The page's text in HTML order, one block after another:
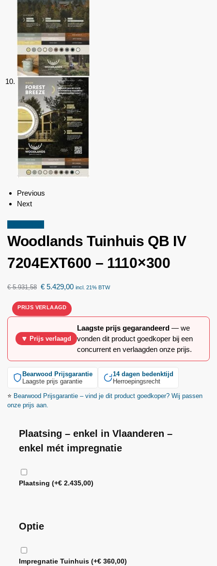
Previous
Next
Woodlands Tuinhuis QB IV
7204EXT600 – 1110×300
€5.931,58 € 5.429,00 incl. 21% BTW
🔽 Prijs verlaagd
Laagste prijs gegarandeerd — we
vonden dit product goedkoper bij een
concurrent en verlaagden onze prijs.
Bearwood Prijsgarantie
Laagste prijs garantie
14 dagen bedenktijd
Herroepingsrecht
⭐ Bearwood Prijsgarantie – vind je dit product goedkoper? Wij passen
onze prijs aan.
Plaatsing – enkel in Vlaanderen –
enkel mét impregnatie
Plaatsing(+€ 2.435,00)
Optie
Impregnatie Tuinhuis(+€ 360,00)